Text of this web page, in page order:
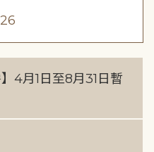
】4月1日至8月31日暫